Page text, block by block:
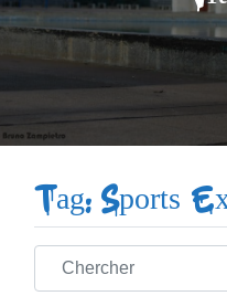
Tag: Sports
Chercher